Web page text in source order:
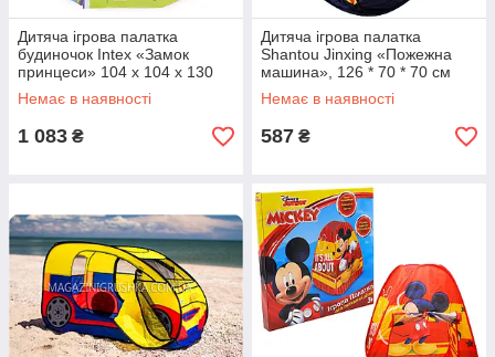
Дитяча ігрова палатка
будиночок Intex «Замок
принцеси» 104 х 104 х 130
см (44635)
Немає в наявності
1 083 ₴
Дитяча ігрова палатка
Shantou Jinxing «Пожежна
машина», 126 * 70 * 70 см
(6014A)
Немає в наявності
587 ₴